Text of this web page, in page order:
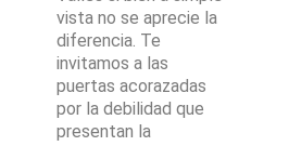
vista no se aprecie la
diferencia. Te
invitamos a las
puertas acorazadas
por la debilidad que
presentan la